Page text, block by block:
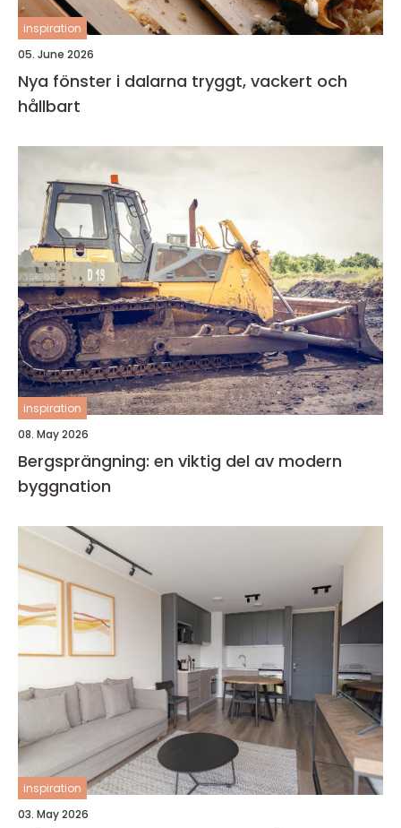
inspiration
05. June 2026
Nya fönster i dalarna tryggt, vackert och
hållbart
inspiration
08. May 2026
Bergsprängning: en viktig del av modern
byggnation
inspiration
03. May 2026